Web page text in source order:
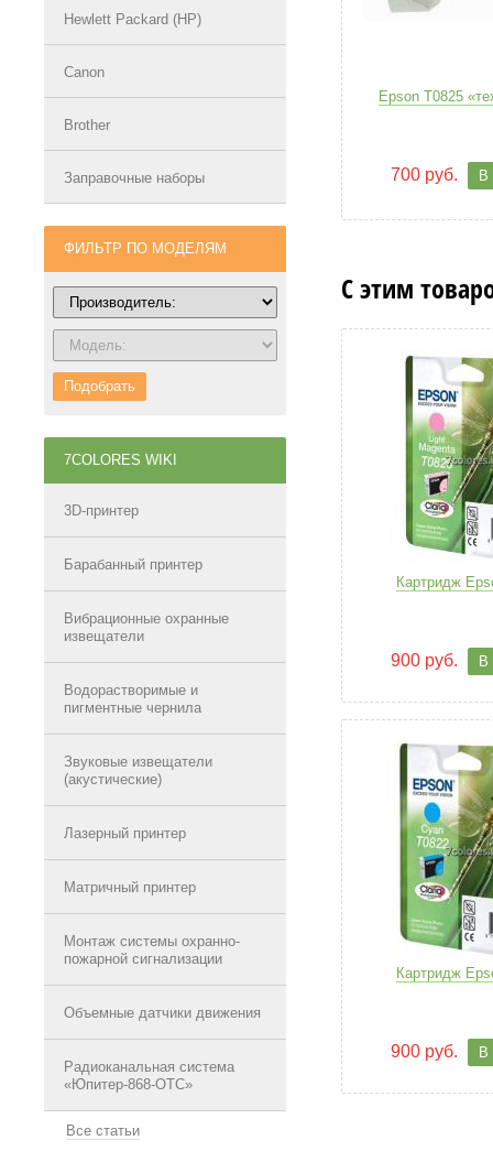
Hewlett Packard (HP)
Canon
Brother
Заправочные наборы
ФИЛЬТР ПО МОДЕЛЯМ
Подобрать
7COLORES WIKI
3D-принтер
Барабанный принтер
Вибрационные охранные
извещатели
Водорастворимые и
пигментные чернила
Звуковые извещатели
(акустические)
Лазерный принтер
Матричный принтер
Монтаж системы охранно-
пожарной сигнализации
Объемные датчики движения
Радиоканальная система
«Юпитер-868-ОТС»
Все статьи
Epson T0825
700 руб. В
С этим
Картридж
900 руб. В
Картридж
900 руб. В